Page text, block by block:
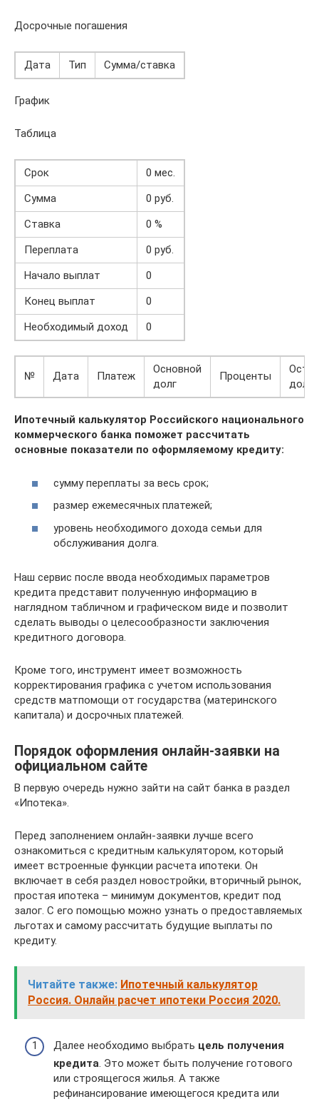
Досрочные погашения
Дата Тип Сумма/ставка
График
Таблица
Срок
0 мес.
Сумма
0 руб.
Ставка
0 %
Переплата
0 руб.
Начало выплат
0
Конец выплат
0
Необходимый доход
0
№ Дата Платеж
Основной
долг
Проценты
долга
Ипотечный калькулятор Российского национального
коммерческого банка поможет рассчитать
основные показатели по оформляемому кредиту:
сумму переплаты за весь срок;
размер ежемесячных платежей;
уровень необходимого дохода семьи для
обслуживания долга.
Наш сервис после ввода необходимых параметров
кредита представит полученную информацию в
наглядном табличном и графическом виде и позволит
сделать выводы о целесообразности заключения
кредитного договора.
Кроме того, инструмент имеет возможность
корректирования графика с учетом использования
средств матпомощи от государства (материнского
капитала) и досрочных платежей.
Порядок оформления онлайн-заявки на
официальном сайте
В первую очередь нужно зайти на сайт банка в раздел
«Ипотека».
Перед заполнением онлайн-заявки лучше всего
ознакомиться с кредитным калькулятором, который
имеет встроенные функции расчета ипотеки. Он
включает в себя раздел новостройки, вторичный рынок,
простая ипотека – минимум документов, кредит под
залог. С его помощью можно узнать о предоставляемых
льготах и самому рассчитать будущие выплаты по
кредиту.
Читайте также: Ипотечный калькулятор
Россия. Онлайн расчет ипотеки Россия 2020.
Далее необходимо выбрать цель получения
кредита. Это может быть получение готового
или строящегося жилья. А также
рефинансирование имеющегося кредита или